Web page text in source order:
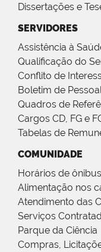
Dissertações e
SERVIDORES
Assistência à
Qualificação do
Conflito de
Boletim de Pessoal
Quadros de
Cargos CD, FG e
Tabelas de
COMUNIDADE
Horários de ônibus
Alimentação nos
Atendimento das
Serviços
Parque da Ciência
Compras,